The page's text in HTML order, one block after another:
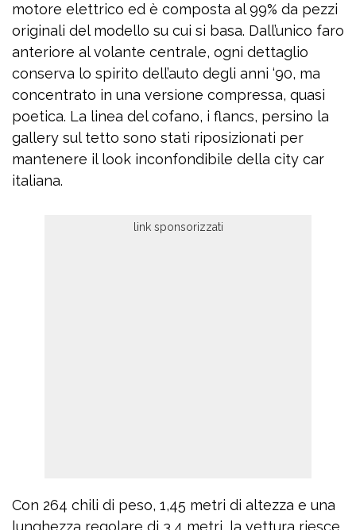
motore elettrico ed è composta al 99% da pezzi
originali del modello su cui si basa. Dall’unico faro
anteriore al volante centrale, ogni dettaglio
conserva lo spirito dell’auto degli anni ‘90, ma
concentrato in una versione compressa, quasi
poetica. La linea del cofano, i flancs, persino la
gallery sul tetto sono stati riposizionati per
mantenere il look inconfondibile della city car
italiana.
Con 264 chili di peso, 1,45 metri di altezza e una
lunghezza regolare di 3,4 metri, la vettura riesce